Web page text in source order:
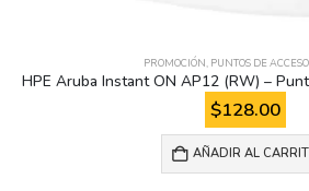
PROMOCIÓN, PUNTOS DE ACCESO
$128.00
AÑADIR AL